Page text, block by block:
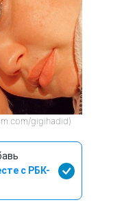
gigihadid)
с РБК-